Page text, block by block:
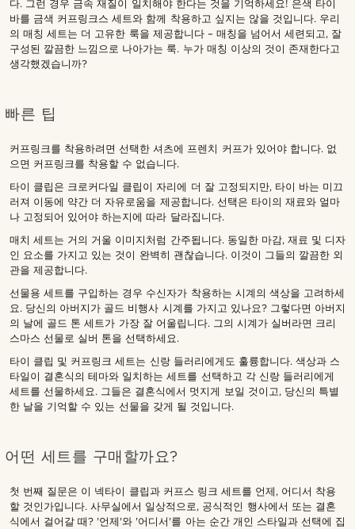
다. 그런 경우 금속 재질이 일치해야 한다는 것을 기억하세요! 은색 타이
바를 금색 커프링크스 세트와 함께 착용하고 싶지는 않을 것입니다. 우리
의 매칭 세트는 더 고유한 룩을 제공합니다 – 매칭을 넘어서 세련되고, 잘
구성된 깔끔한 느낌으로 나아가는 룩. 누가 매칭 이상의 것이 존재한다고
생각했겠습니까?
빠른 팁
커프링크를 착용하려면 선택한 셔츠에 프렌치 커프가 있어야 합니다. 없
으면 커프링크를 착용할 수 없습니다.
타이 클립은 크로커다일 클립이 자리에 더 잘 고정되지만, 타이 바는 미끄
러져 이동에 약간 더 자유로움을 제공합니다. 선택은 타이의 재료와 얼마
나 고정되어 있어야 하는지에 따라 달라집니다.
매치 세트는 거의 거울 이미지처럼 간주됩니다. 동일한 마감, 재료 및 디자
인 요소를 가지고 있는 것이 완벽히 괜찮습니다. 이것이 그들의 깔끔한 외
관을 제공합니다.
선물용 세트를 구입하는 경우 수신자가 착용하는 시계의 색상을 고려하세
요. 당신의 아버지가 골드 비행사 시계를 가지고 있나요? 그렇다면 아버지
의 날에 골드 톤 세트가 가장 잘 어울립니다. 그의 시계가 실버라면 크리
스마스 선물로 실버 톤을 선택하세요.
타이 클립 및 커프링크 세트는 신랑 들러리에게도 훌륭합니다. 색상과 스
타일이 결혼식의 테마와 일치하는 세트를 선택하고 각 신랑 들러리에게
세트를 선물하세요. 그들은 결혼식에서 멋지게 보일 것이고, 당신의 특별
한 날을 기억할 수 있는 선물을 갖게 될 것입니다.
어떤 세트를 구매할까요?
첫 번째 질문은 이 넥타이 클립과 커프스 링크 세트를 언제, 어디서 착용
할 것인가입니다. 사무실에서 일상적으로, 공식적인 행사에서 또는 결혼
식에서 걸어갈 때? '언제'와 '어디서'를 아는 순간 개인 스타일과 선택에 집